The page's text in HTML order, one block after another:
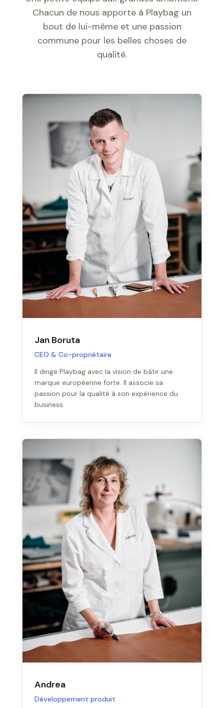
Chacun de nous apporte à Playbag un
bout de lui-même et une passion
commune pour les belles choses de
qualité.
Jan Boruta
CEO & Co-propriétaire
Il dirige Playbag avec la vision de bâtir une
marque européenne forte. Il associe sa
passion pour la qualité à son expérience du
business.
Andrea
Développement produit